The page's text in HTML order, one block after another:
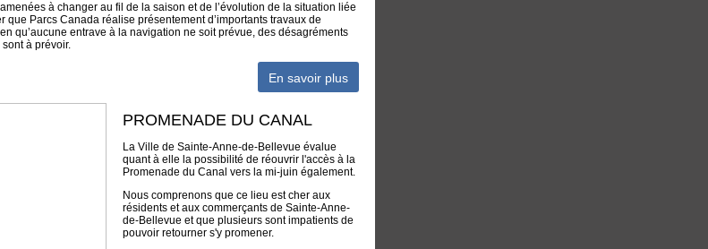
à changer au fil de la saison et de l’évolution de la situation liée
que Parcs Canada réalise présentement d’importants travaux de
qu’aucune entrave à la navigation ne soit prévue, des désagréments
à prévoir.
En savoir plus
PROMENADE DU CANAL
La Ville de Sainte-Anne-de-Bellevue évalue
quant à elle la possibilité de réouvrir l'accès à la
Promenade du Canal vers la mi-juin également.
Nous comprenons que ce lieu est cher aux
résidents et aux commerçants de Sainte-Anne-
de-Bellevue et que plusieurs sont impatients de
pouvoir retourner s'y promener.